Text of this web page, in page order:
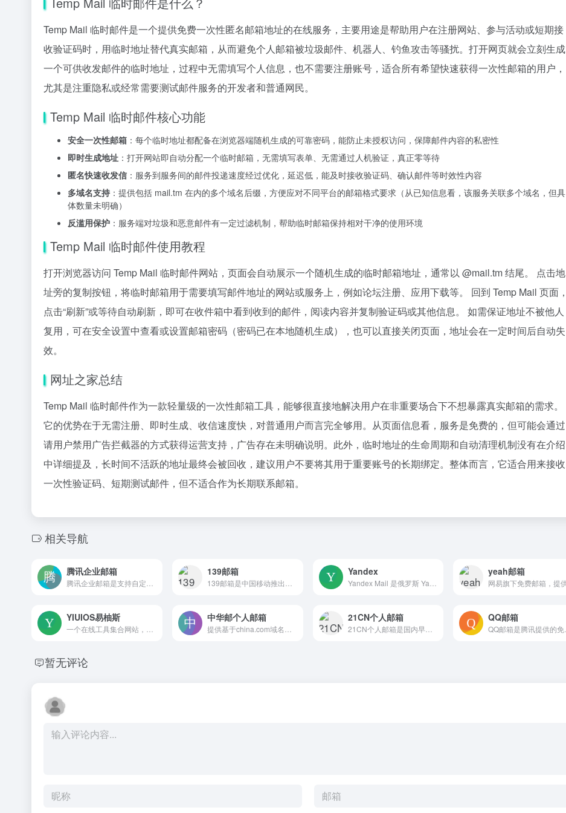
Temp Mail 临时邮件是一个提供免费一次性匿名邮箱地址的在线服务，主要用途是帮助用户在注册网站、参与活动或短期接
收验证码时，用临时地址替代真实邮箱，从而避免个人邮箱被垃圾邮件、机器人、钓鱼攻击等骚扰。打开网页就会立刻生成
一个可供收发邮件的临时地址，过程中无需填写个人信息，也不需要注册账号，适合所有希望快速获得一次性邮箱的用户，
尤其是注重隐私或经常需要测试邮件服务的开发者和普通网民。
Temp Mail 临时邮件核心功能
安全一次性邮箱 ：每个临时地址都配备在浏览器端随机生成的可靠密码，能防止未授权访问，保障邮件内容的私密性
即时生成地址 ：打开网站即自动分配一个临时邮箱，无需填写表单、无需通过人机验证，真正零等待
匿名快速收发信 ：服务到服务间的邮件投递速度经过优化，延迟低，能及时接收验证码、确认邮件等时效性内容
多域名支持 ：提供包括 mail.tm 在内的多个域名后缀，方便应对不同平台的邮箱格式要求（从已知信息看，该服务关联多个域名，但具
体数量未明确）
反滥用保护 ：服务端对垃圾和恶意邮件有一定过滤机制，帮助临时邮箱保持相对干净的使用环境
Temp Mail 临时邮件使用教程
打开浏览器访问 Temp Mail 临时邮件网站，页面会自动展示一个随机生成的临时邮箱地址，通常以 @mail.tm 结尾。 点击地
址旁的复制按钮，将临时邮箱用于需要填写邮件地址的网站或服务上，例如论坛注册、应用下载等。 回到 Temp Mail 页面，
点击“刷新”或等待自动刷新，即可在收件箱中看到收到的邮件，阅读内容并复制验证码或其他信息。 如需保证地址不被他人
复用，可在安全设置中查看或设置邮箱密码（密码已在本地随机生成），也可以直接关闭页面，地址会在一定时间后自动失
效。
网址之家总结
Temp Mail 临时邮件作为一款轻量级的一次性邮箱工具，能够很直接地解决用户在非重要场合下不想暴露真实邮箱的需求。
它的优势在于无需注册、即时生成、收信速度快，对普通用户而言完全够用。从页面信息看，服务是免费的，但可能会通过
请用户禁用广告拦截器的方式获得运营支持，广告存在未明确说明。此外，临时地址的生命周期和自动清理机制没有在介绍
中详细提及，长时间不活跃的地址最终会被回收，建议用户不要将其用于重要账号的长期绑定。整体而言，它适合用来接收
一次性验证码、短期测试邮件，但不适合作为长期联系邮箱。
相关导航
腾讯企业邮箱 139邮箱 Yandex yeah邮箱
YIUIOS易柚斯 中华邮个人邮箱 21CN个人邮箱
21CN个人邮箱是国内早期免费邮箱品牌，拥有10G免费空间，支持手机号注册邮箱，可在PC、手机和平板多端收发邮件，并内置高效杀毒和积分活动，适合个人日常邮件管理
QQ邮箱
暂无评论